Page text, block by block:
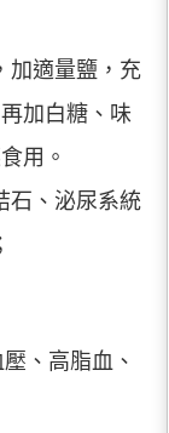
加適量鹽，充
加白糖、味
用。
石、泌尿系統
、高脂血、